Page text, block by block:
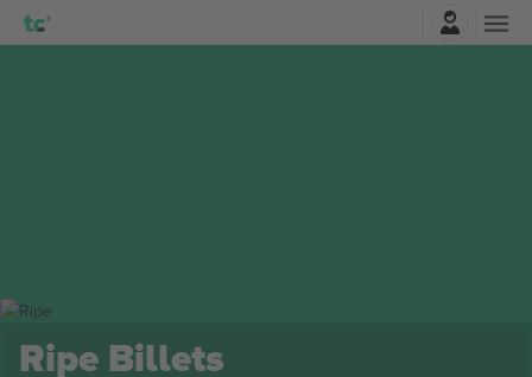
Ripe Billets